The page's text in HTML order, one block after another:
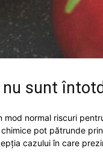
nu sunt
mod normal riscuri
pot pătrunde
cazului în care